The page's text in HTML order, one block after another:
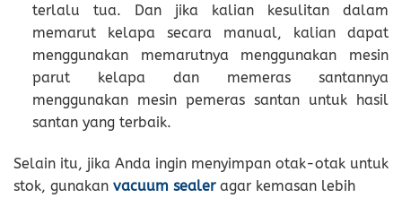
terlalu tua. Dan jika kalian kesulitan dalam
memarut kelapa secara manual, kalian dapat
menggunakan memarutnya menggunakan mesin
parut kelapa dan memeras santannya
menggunakan mesin pemeras santan untuk hasil
santan yang terbaik.
Selain itu, jika Anda ingin menyimpan otak-otak untuk
stok, gunakan vacuum sealeragar kemasan lebih